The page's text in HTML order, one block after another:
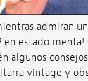
admiran
en estado menta!
algunos
vintage y